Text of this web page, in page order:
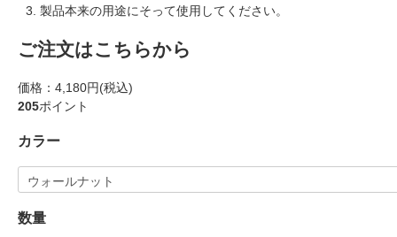
製品本来の用途にそって使用してください。
ご注文はこちらから
価格： 4,180円(税込)
205ポイント
カラー
数量